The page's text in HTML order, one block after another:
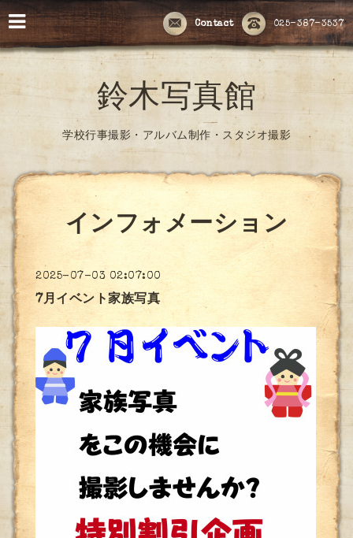
025-387-3537
Contact
鈴木写真館
学校行事撮影・アルバム制作・スタジオ撮影
インフォメーション
2025-07-03 02:07:00
7月イベント家族写真